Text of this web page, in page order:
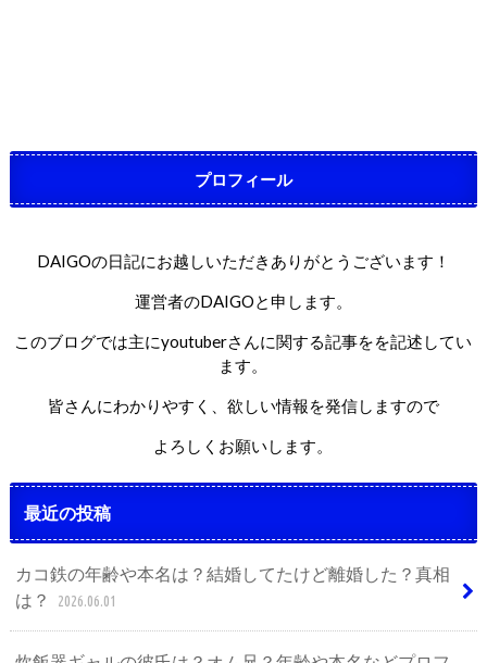
プロフィール
DAIGOの日記にお越しいただきありがとうございます！
運営者のDAIGOと申します。
このブログでは主にyoutuberさんに関する記事をを記述してい
ます。
皆さんにわかりやすく、欲しい情報を発信しますので
よろしくお願いします。
最近の投稿
カコ鉄の年齢や本名は？結婚してたけど離婚した？真相
は？
2026.06.01